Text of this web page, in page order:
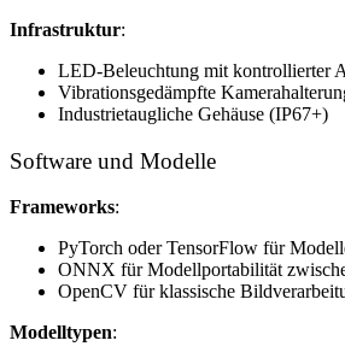
Infrastruktur:
LED-Beleuchtung mit kontrollierter
Vibrationsgedämpfte
Industrietaugliche Gehäuse (IP67+)
Software und Modelle
Frameworks:
PyTorch oder TensorFlow für
ONNX für Modellportabilität
OpenCV für klassische
Modelltypen: